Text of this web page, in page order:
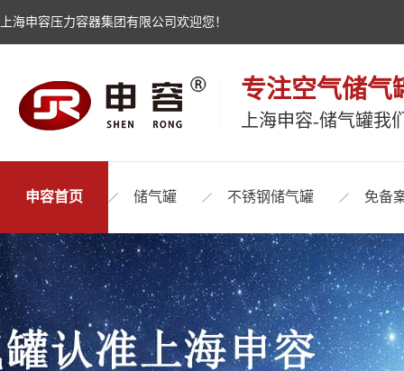
上海申容压力容器集团有限公司欢迎您！
专注空气储气
上海申容-储气罐我
申容首页 储气罐 不锈钢储气罐 免备